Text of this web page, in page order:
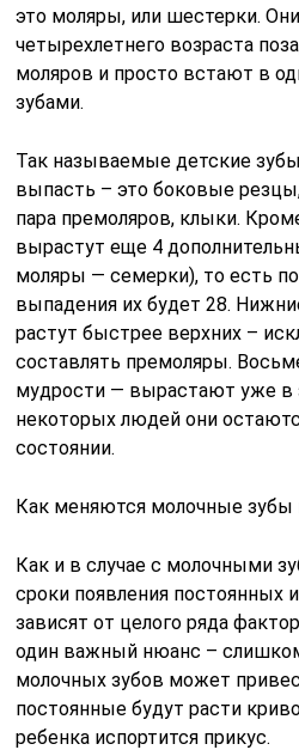
это моляры, или шестерки.
четырехлетнего возраста
моляров и просто встают в
зубами.
Так называемые детские
выпасть – это боковые
пара премоляров, клыки.
вырастут еще 4
моляры — семерки), то есть
выпадения их будет 28.
растут быстрее верхних –
составлять премоляры.
мудрости — вырастают уже в
некоторых людей они
состоянии.
Как меняются молочные зубы
Как и в случае с молочными
сроки появления постоянных
зависят от целого ряда
один важный нюанс –
молочных зубов может
постоянные будут расти
ребенка испортится прикус.